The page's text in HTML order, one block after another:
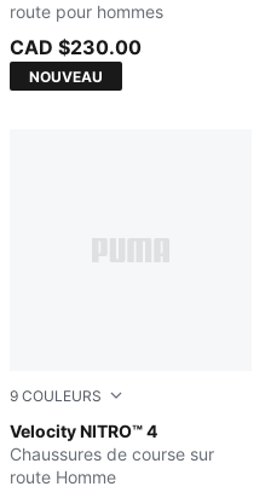
route pour hommes
CAD $230.00
NOUVEAU
9 COULEURS
Velocity NITRO™ 4
PUMA White-PUMA Black
Chaussures de course sur
route Homme